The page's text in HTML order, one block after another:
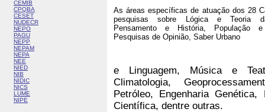
CEMIB
CPQBA
CESET
NUDECR
NEPO
PAGU
NEPP
NEPAM
NEPA
NEE
NIED
NIB
NIDIC
NICS
LUME
NIPE
As áreas específicas de atuação dos 28
pesquisas sobre Lógica e Teoria
Pensamento e História, População e
Pesquisas de Opinião, Saber Urbano
e Linguagem, Música e
Climatologia,
Petróleo, Engenharia Genética,
Científica, dentre outras.